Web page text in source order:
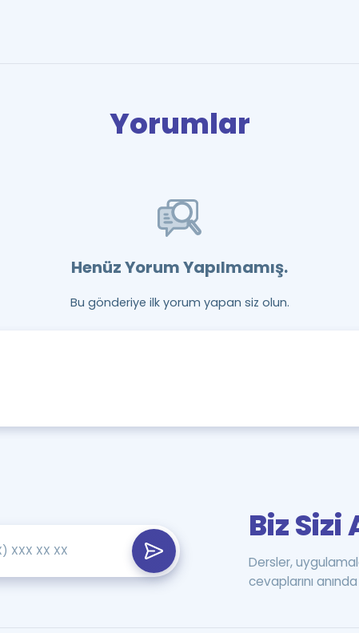
Yorumlar
Henüz Yorum Yapılmamış.
Bu gönderiye ilk yorum yapan siz olun.
Biz Sizi
Dersler,
cevaplarını anında